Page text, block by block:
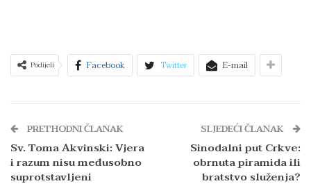
Podijeli Facebook Twitter E-mail
PRETHODNI ČLANAK
Sv. Toma Akvinski: Vjera
i razum nisu međusobno
suprotstavljeni
SLJEDEĆI ČLANAK
Sinodalni put Crkve:
obrnuta piramida ili
bratstvo služenja?